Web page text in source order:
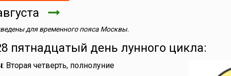
для временного пояса Москвы.
пятнадцатый день лунного цикла:
: Вторая четверть, полнолуние